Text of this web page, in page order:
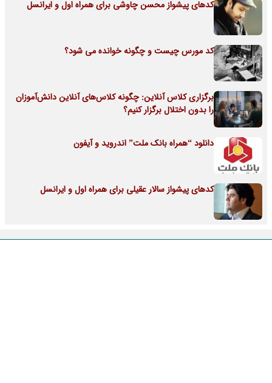
کدهای پیشواز محسن چاوشی برای همراه اول و ایرانسل
کد مورس چیست و چگونه خوانده می شود؟
برگزاری کلاس آنلاین: چگونه کلاس‌های آنلاین دانش‌آموزان
را بدون اختلال برگزار کنیم؟
دانلود “همراه بانک ملت” اندروید و آیفون
کدهای پیشواز سالار عقیلی برای همراه اول و ایرانسل